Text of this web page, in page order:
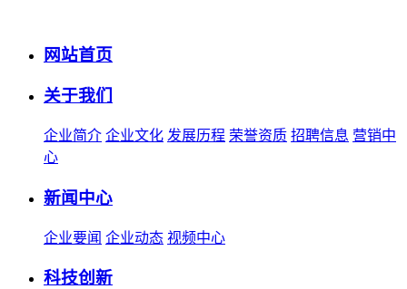
网站首页
关于我们
企业简介 企业文化 发展历程 荣誉资质 招聘信息 营销中
心
新闻中心
企业要闻 企业动态 视频中心
科技创新